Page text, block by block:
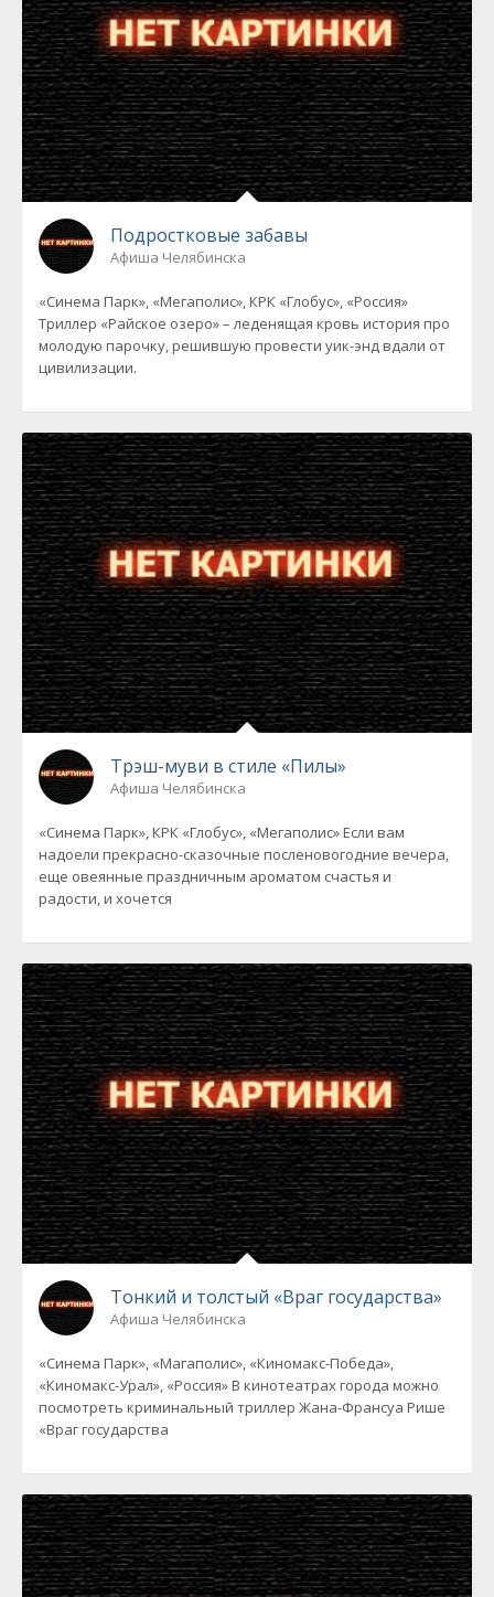
Подростковые забавы
Афиша Челябинска
«Синема Парк», «Мегаполис», КРК «Глобус», «Россия»
Триллер «Райское озеро» – леденящая кровь история про
молодую парочку, решившую провести уик-энд вдали от
цивилизации.
Трэш-муви в стиле «Пилы»
Афиша Челябинска
«Синема Парк», КРК «Глобус», «Мегаполис» Если вам
надоели прекрасно-сказочные посленовогодние вечера,
еще овеянные праздничным ароматом счастья и
радости, и хочется
Тонкий и толстый «Враг государства»
Афиша Челябинска
«Синема Парк», «Магаполис», «Киномакс-Победа»,
«Киномакс-Урал», «Россия» В кинотеатрах города можно
посмотреть криминальный триллер Жана-Франсуа Рише
«Враг государства